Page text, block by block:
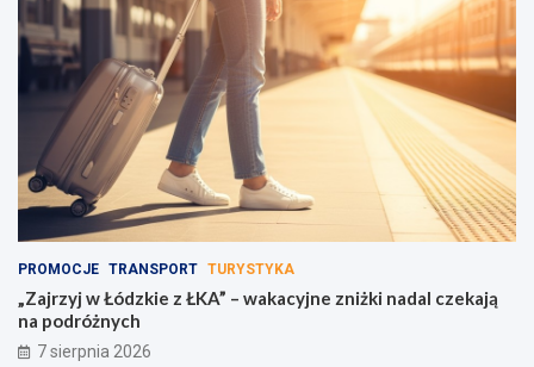
PROMOCJE TRANSPORT TURYSTYKA
„Zajrzyj w Łódzkie z ŁKA” – wakacyjne zniżki nadal czekają
na podróżnych
7 sierpnia 2026